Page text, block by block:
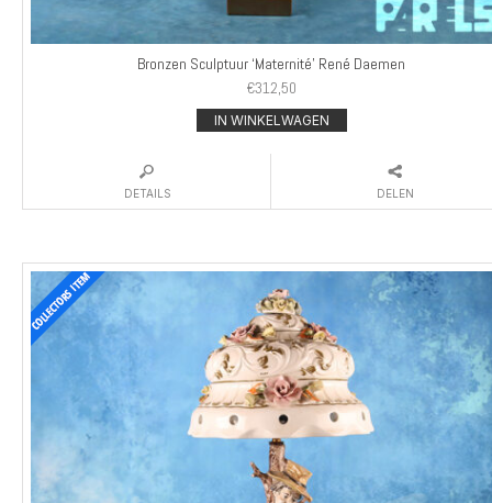
Bronzen Sculptuur ‘Maternité’ René Daemen
€312,50
IN WINKELWAGEN
DETAILS DELEN